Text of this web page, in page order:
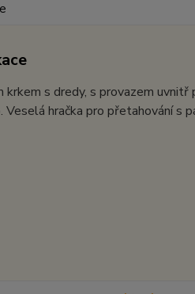
krkem s dredy, s provazem
hračka pro přetahování s